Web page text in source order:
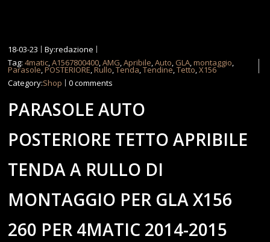
18-03-23
By:redazione
Tag:4matic,A1567800400,AMG,Apribile,Auto, GLA,montaggio,
Parasole,POSTERIORE,Rullo,Tenda,Tendine,Tetto,X156
Category:Shop 0 comments
PARASOLE AUTO
POSTERIORE TETTO APRIBILE
TENDA A RULLO DI
MONTAGGIO PER GLA X156
260 PER 4MATIC 2014-2015